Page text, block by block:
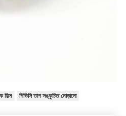
ফিল্ম পিভিসি তাপ সঙ্কুচিত মোড়ানো